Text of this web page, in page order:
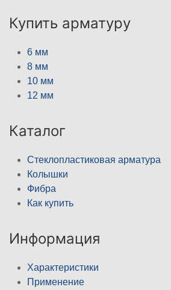
Купить арматуру
6 мм
8 мм
10 мм
12 мм
Каталог
Стеклопластиковая арматура
Колышки
Фибра
Как купить
Информация
Характеристики
Применение